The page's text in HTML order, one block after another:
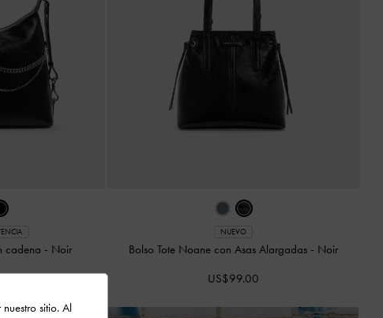
cadena - Noir
NUEVO
Bolso Tote Noane con Asas Alargadas - Noir
US$99.00
sitio. Al